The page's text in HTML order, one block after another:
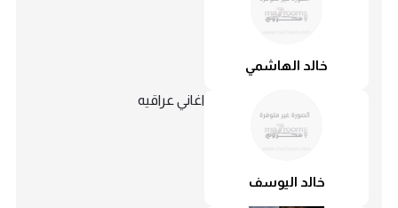
خالد الهاشمي
خالد اليوسف
اغاني عراقيه